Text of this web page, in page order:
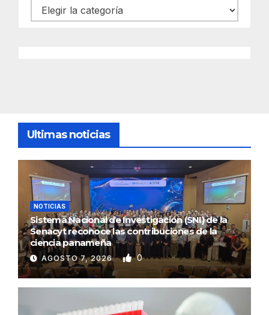
Categorías
Ultimas noticias
NOTICIAS
Sistema Nacional de Investigación (SNI) de la
Senacyt reconoce las contribuciones de la
ciencia panameña
AGOSTO 7, 2026 0